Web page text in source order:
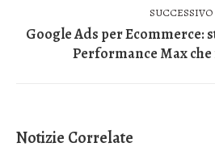
SUCCESSIVO
Google Ads per Ecommerce:
Performance Max
Notizie Correlate